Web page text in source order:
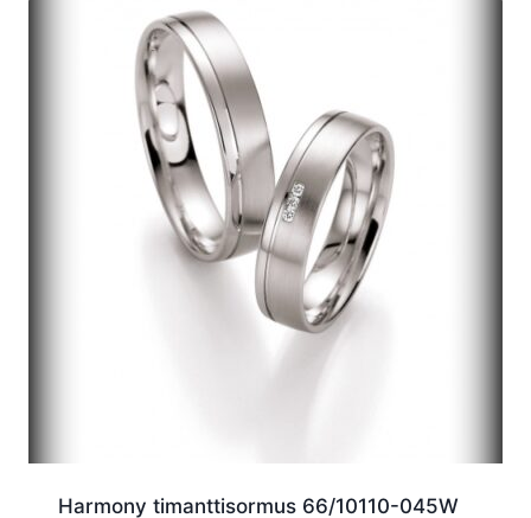
Harmony timanttisormus 66/10110-045W